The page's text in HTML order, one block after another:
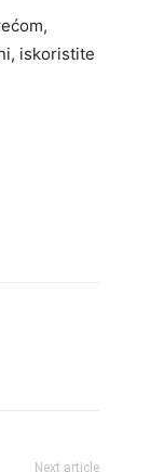
iskoristite
Next article